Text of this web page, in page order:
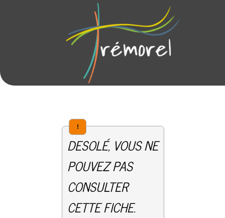
!
DESOLÉ, VOUS NE
POUVEZ PAS
CONSULTER
CETTE FICHE.